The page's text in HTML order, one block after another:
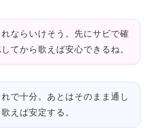
れならいけそう。先にサビで確
てから歌えば安心できるね。
れで十分。あとはそのまま通し
えば安定する。